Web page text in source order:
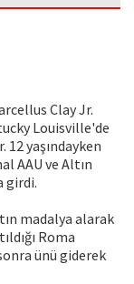
Clay Jr.
Louisville'de
yaşındayken
AAU ve Altın
girdi.
madalya alarak
Roma
ünü giderek